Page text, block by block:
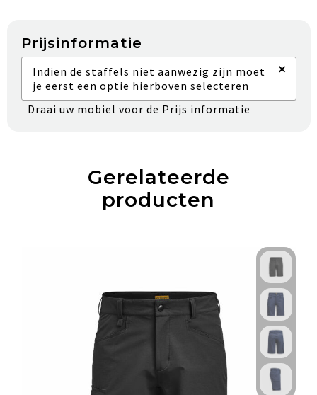
Prijsinformatie
Indien de staffels niet aanwezig zijn moet
je eerst een optie hierboven selecteren
×
Draai uw mobiel voor de Prijs informatie
Gerelateerde
producten